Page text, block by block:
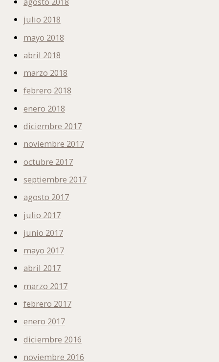
julio 2018
mayo 2018
abril 2018
marzo 2018
febrero 2018
enero 2018
diciembre 2017
noviembre 2017
octubre 2017
septiembre 2017
agosto 2017
julio 2017
junio 2017
mayo 2017
abril 2017
marzo 2017
febrero 2017
enero 2017
diciembre 2016
noviembre 2016